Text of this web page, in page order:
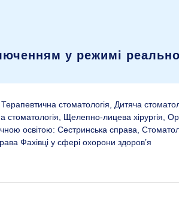
у режимі
стоматологія, Дитяча
стоматологія, Щелепно-лицева хірургія,
освітою: Сестринська справа,
Фахівці у сфері охорони здоров’я